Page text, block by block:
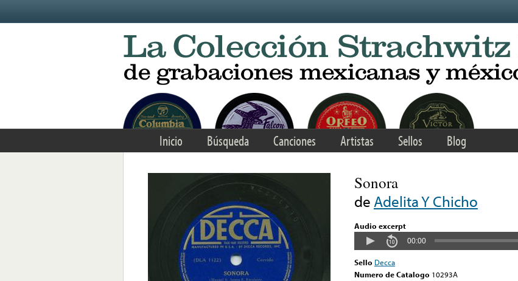
Inicio Búsqueda Canciones Artistas Sellos Blog
Sonora
de Adelita Y Chicho
Audio excerpt
00:00
Sello Decca
Numero de Catalogo 10293A